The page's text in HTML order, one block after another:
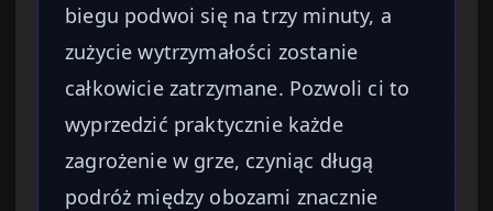
biegu podwoi się na trzy minuty, a
zużycie wytrzymałości zostanie
całkowicie zatrzymane. Pozwoli ci to
wyprzedzić praktycznie każde
zagrożenie w grze, czyniąc długą
podróż między obozami znacznie